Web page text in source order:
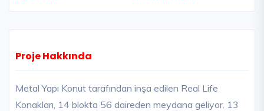
Proje Hakkında
Metal Yapı Konut tarafından inşa edilen Real Life
Konakları, 14 blokta 56 daireden meydana geliyor. 13